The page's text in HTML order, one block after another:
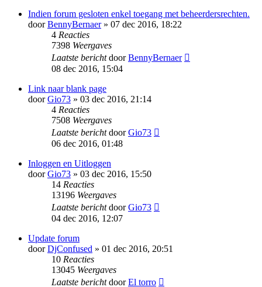
Indien forum gesloten enkel toegang met beheerdersrechten.
doorBennyBernaer» 07 dec 2016, 18:22
4 Reacties
7398 Weergaves
Laatste berichtdoorBennyBernaer
08 dec 2016, 15:04
Link naar blank page
doorGio73 » 03 dec 2016, 21:14
4 Reacties
7508 Weergaves
Laatste berichtdoorGio73
06 dec 2016, 01:48
Inloggen en Uitloggen
doorGio73 » 03 dec 2016, 15:50
14 Reacties
13196 Weergaves
Laatste berichtdoorGio73
04 dec 2016, 12:07
Update forum
doorDjConfused » 01 dec 2016, 20:51
10 Reacties
13045 Weergaves
Laatste berichtdoorEl torro